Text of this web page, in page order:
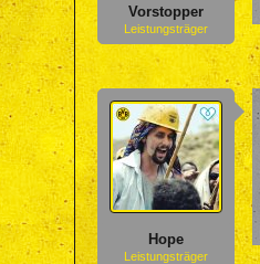
Vorstopper
Leistungsträger
Hope
Leistungsträger